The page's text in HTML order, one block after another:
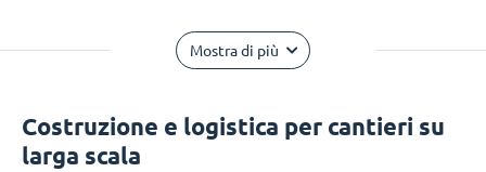
Mostra di più
Costruzione e logistica per cantieri su
larga scala